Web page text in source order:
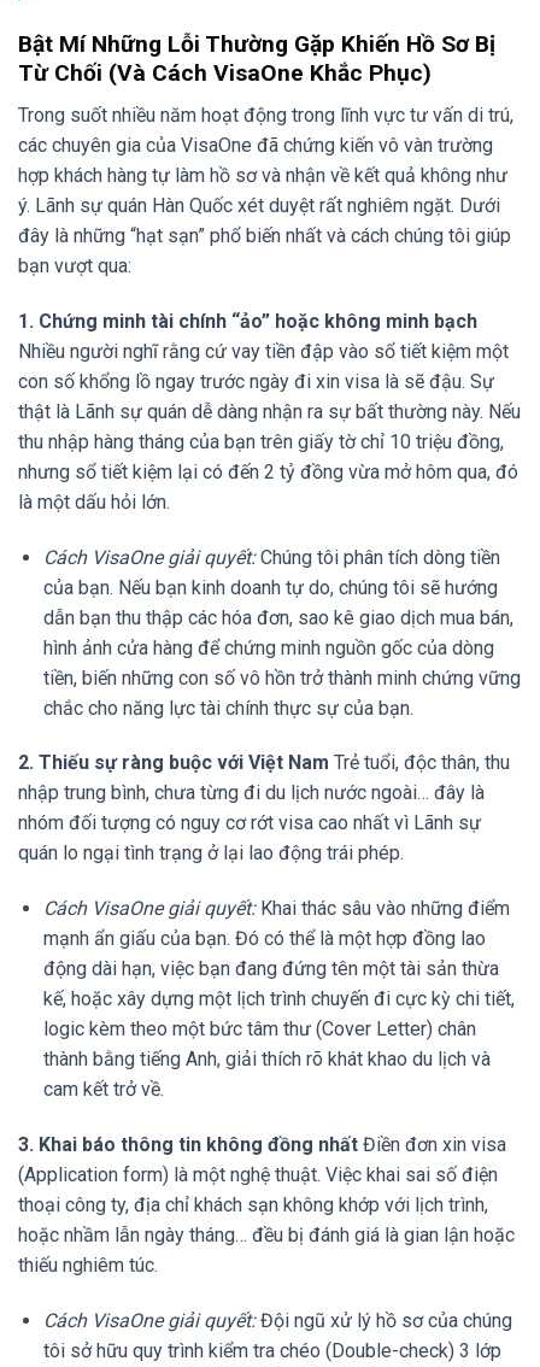
Bật Mí Những Lỗi Thường Gặp Khiến Hồ Sơ Bị
Từ Chối (Và Cách VisaOne Khắc Phục)
Trong suốt nhiều năm hoạt động trong lĩnh vực tư vấn di trú,
các chuyên gia của VisaOne đã chứng kiến vô vàn trường
hợp khách hàng tự làm hồ sơ và nhận về kết quả không như
ý. Lãnh sự quán Hàn Quốc xét duyệt rất nghiêm ngặt. Dưới
đây là những “hạt sạn” phổ biến nhất và cách chúng tôi giúp
bạn vượt qua:
1. Chứng minh tài chính “ảo” hoặc không minh bạch
Nhiều người nghĩ rằng cứ vay tiền đập vào sổ tiết kiệm một
con số khổng lồ ngay trước ngày đi xin visa là sẽ đậu. Sự
thật là Lãnh sự quán dễ dàng nhận ra sự bất thường này. Nếu
thu nhập hàng tháng của bạn trên giấy tờ chỉ 10 triệu đồng,
nhưng sổ tiết kiệm lại có đến 2 tỷ đồng vừa mở hôm qua, đó
là một dấu hỏi lớn.
Cách VisaOne giải quyết:Chúng tôi phân tích dòng tiền
của bạn. Nếu bạn kinh doanh tự do, chúng tôi sẽ hướng
dẫn bạn thu thập các hóa đơn, sao kê giao dịch mua bán,
hình ảnh cửa hàng để chứng minh nguồn gốc của dòng
tiền, biến những con số vô hồn trở thành minh chứng vững
chắc cho năng lực tài chính thực sự của bạn.
2. Thiếu sự ràng buộc với Việt Nam Trẻ tuổi, độc thân, thu
nhập trung bình, chưa từng đi du lịch nước ngoài… đây là
nhóm đối tượng có nguy cơ rớt visa cao nhất vì Lãnh sự
quán lo ngại tình trạng ở lại lao động trái phép.
Cách VisaOne giải quyết:Khai thác sâu vào những điểm
mạnh ẩn giấu của bạn. Đó có thể là một hợp đồng lao
động dài hạn, việc bạn đang đứng tên một tài sản thừa
kế, hoặc xây dựng một lịch trình chuyến đi cực kỳ chi tiết,
logic kèm theo một bức tâm thư (Cover Letter) chân
thành bằng tiếng Anh, giải thích rõ khát khao du lịch và
cam kết trở về.
3. Khai báo thông tin không đồng nhất Điền đơn xin visa
(Application form) là một nghệ thuật. Việc khai sai số điện
thoại công ty, địa chỉ khách sạn không khớp với lịch trình,
hoặc nhầm lẫn ngày tháng… đều bị đánh giá là gian lận hoặc
thiếu nghiêm túc.
Cách VisaOne giải quyết:Đội ngũ xử lý hồ sơ của chúng
tôi sở hữu quy trình kiểm tra chéo (Double-check) 3 lớp